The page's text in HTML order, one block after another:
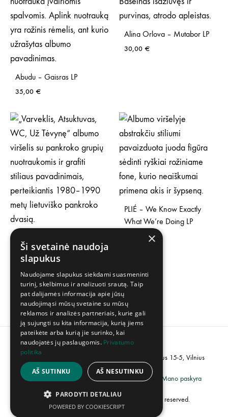
Abudu – Gaisras LP
35,00 €
Alina Orlova – Mutabor LP
30,00 €
Už Tėvynę LP
26,00€ – 40,00
range:
26,00 €
through
40,00 €
PLIÉ – We Know Exactly
What We’re Doing LP
€
©2023 UAB „Creative Industries”. All rights reserved.
PVM kodas: LT100007358113, Adresas: Popieriaus 15-5, Vilnius
Grąžinimų politika Privatumo politika Mano paskyra
×
Ši svetainė naudoja
slapukus
Naudojame slapukus siekdami suasmeninti
turinį, skelbimus ir analizuoti srautą. Taip
pat dalijamės informacija apie jūsų
naudojimąsi mūsų svetaine su mūsų
reklamos ir analizės partneriais, kurie gali
ją sujungti su kita informacija, kurią jiems
pateikėte arba kurią jie surinko, kai
naudojatės jų paslaugomis. Privatumo
politika
AŠ SUTINKU AŠ NESUTINKU
PARODYTI DETALIAU
POWERED BY COOKIESCRIPT